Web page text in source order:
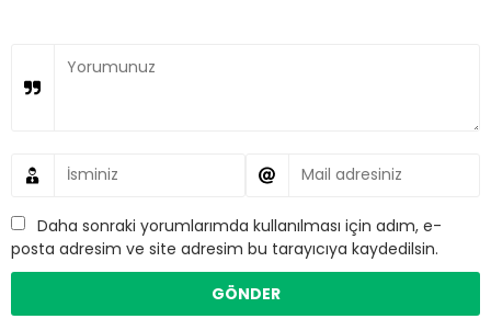
Daha sonraki yorumlarımda kullanılması için adım, e-
posta adresim ve site adresim bu tarayıcıya kaydedilsin.